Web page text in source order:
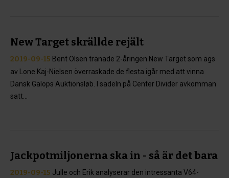
New Target skrällde rejält
2019-09-15 Bent Olsen tränade 2-åringen New Target som ägs
av Lone Kaj-Nielsen överraskade de flesta igår med att vinna
Dansk Galops Auktionsløb. I sadeln på Center Divider avkomman
satt...
Jackpotmiljonerna ska in - så är det bara
2019-09-15 Julle och Erik analyserar den intressanta V64-